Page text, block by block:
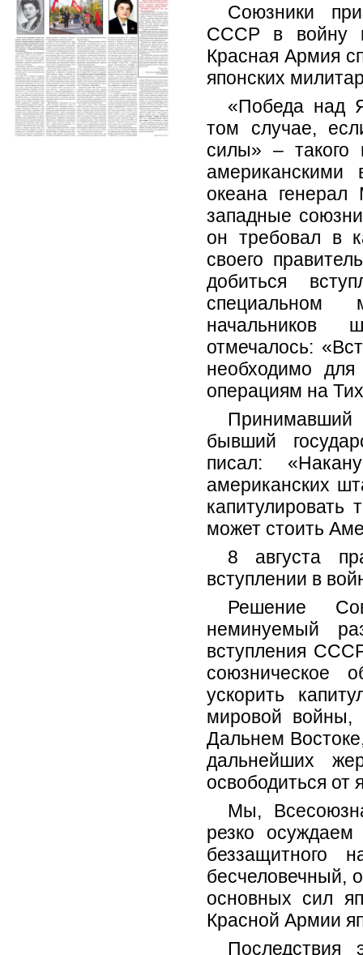
Союзники
СССР в войну
Красная Армия
японских
«Победа над
том слу­чае,
силы» – такого
океана
западные
он требовал в
своего
добиться
специальном
отмечалось:
необходимо
операциям на
Принимавший
бывший
писал:
американских
может стоить
8 августа
вступлении в
Решение
неминуемый
вступления
союзническое
ускорить
мировой войны,
Даль­нем
дальнейших
освободиться от
Мы,
резко
беззащитного
бесчеловечный,
основных сил
Красной Армии